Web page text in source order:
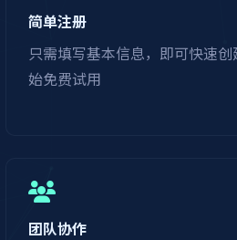
简单注册
只需填写基本信息，即可快速
始免费试用
团队协作